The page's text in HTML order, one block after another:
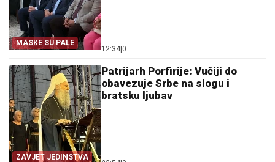
MASKE SU PALE
12:34|0
ZAVJET JEDINSTVA
Patrijarh Porfirije: Vučiji do
obavezuje Srbe na slogu i
bratsku ljubav